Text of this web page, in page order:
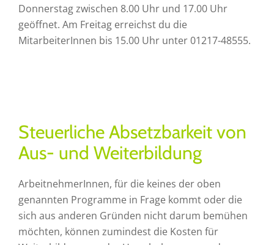
Donnerstag zwischen 8.00 Uhr und 17.00 Uhr
geöffnet. Am Freitag erreichst du die
MitarbeiterInnen bis 15.00 Uhr unter 01217-48555.
Steuerliche Absetzbarkeit von
Aus- und Weiterbildung
ArbeitnehmerInnen, für die keines der oben
genannten Programme in Frage kommt oder die
sich aus anderen Gründen nicht darum bemühen
möchten, können zumindest die Kosten für